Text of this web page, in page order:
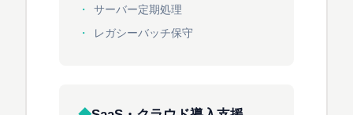
サーバー定期処理
レガシーバッチ保守